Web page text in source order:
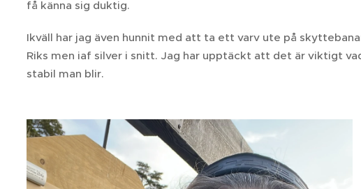
få känna sig duktig.
Ikväll har jag även hunnit med att ta ett varv ute på
Riks men iaf silver i snitt. Jag har upptäckt att det är viktigt
stabil man blir.